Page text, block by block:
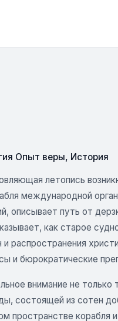
Опыт веры, История
летопись
международной
описывает путь от
как старое
распространения
и бюрократические
внимание не
состоящей из сотен
пространстве корабля